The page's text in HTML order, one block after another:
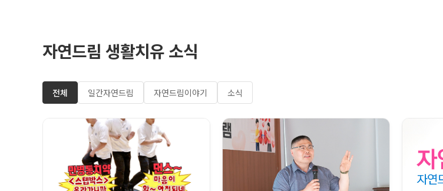
자연드림 생활치유 소식
전체 일간자연드림 자연드림이야기 소식